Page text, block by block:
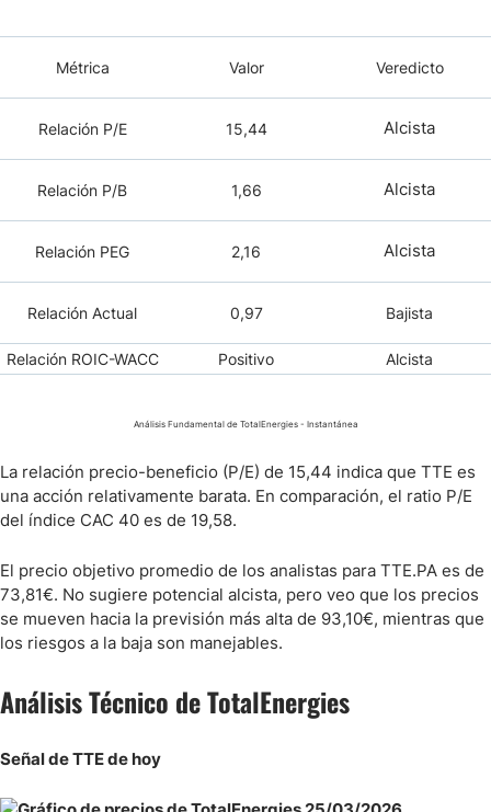
Métrica Valor Veredicto
Relación P/E 15,44 Alcista
Relación P/B 1,66 Alcista
Relación PEG 2,16 Alcista
Relación Actual 0,97 Bajista
Relación ROIC-WACC Positivo Alcista
Análisis Fundamental de TotalEnergies - Instantánea
La relación precio-beneficio (P/E) de 15,44 indica que TTE es
una acción relativamente barata. En comparación, el ratio P/E
del índice CAC 40 es de 19,58.
El precio objetivo promedio de los analistas para TTE.PA es de
73,81€. No sugiere potencial alcista, pero veo que los precios
se mueven hacia la previsión más alta de 93,10€, mientras que
los riesgos a la baja son manejables.
Análisis Técnico de TotalEnergies
Señal de TTE de hoy